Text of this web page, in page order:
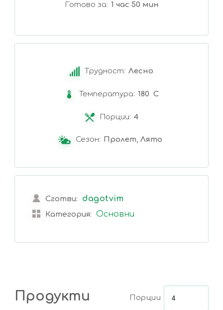
Готово за 1 час 50 мин
Трудност: Лесно
Температура: 180 C
Порции: 4
Сезон: Пролет, Лято
Сготви: dagotvim
Категория: Основни
Продукти Порции